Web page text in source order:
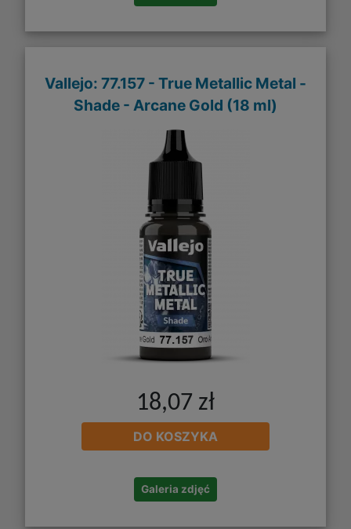
Vallejo: 77.157 - True Metallic Metal -
Shade - Arcane Gold (18 ml)
18,07 zł
DO KOSZYKA
Galeria zdjęć